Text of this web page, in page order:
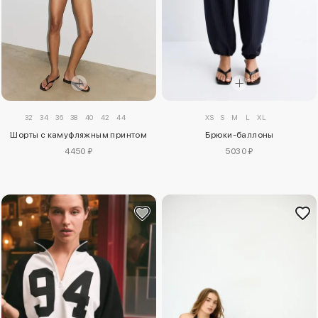
32 34 36 38 40 42 44
Шорты с камуфляжным принтом
4450 ₽
XS S M L XL
Брюки-баллоны
5030 ₽